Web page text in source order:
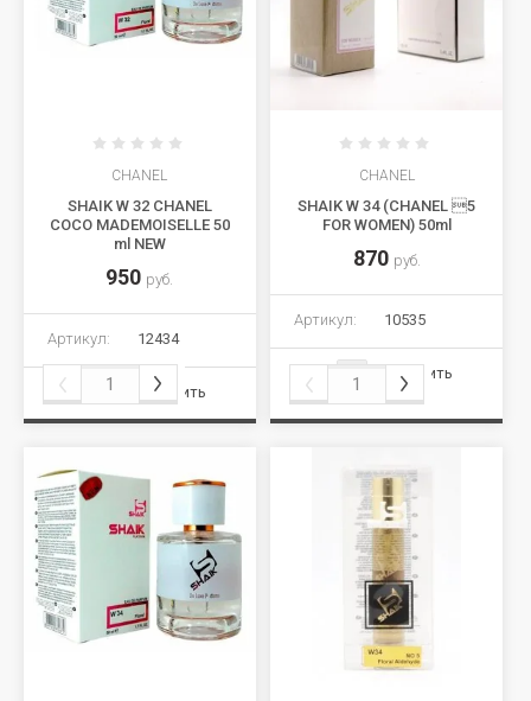
CHANEL
SHAIK W 32 CHANEL
COCO MADEMOISELLE 50
ml NEW
950 руб.
Артикул: 12434
Сравнить
CHANEL
SHAIK W 34 (CHANEL 5
FOR WOMEN) 50ml
870 руб.
Артикул: 10535
Сравнить